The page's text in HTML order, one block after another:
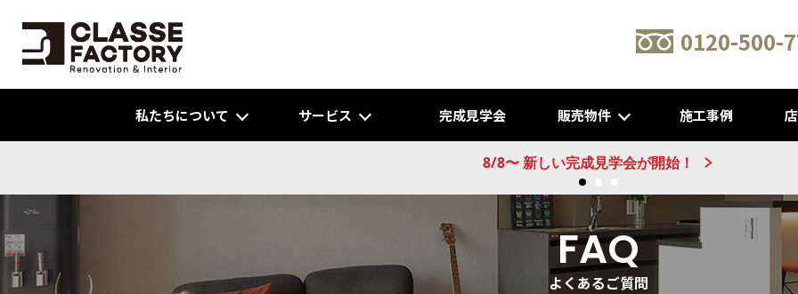
0120-500-
私たちについて サービス 完成見学会 販売物件 施工事例
新建売物件 販売開始！@城陽
FAQ
よくあるご質問